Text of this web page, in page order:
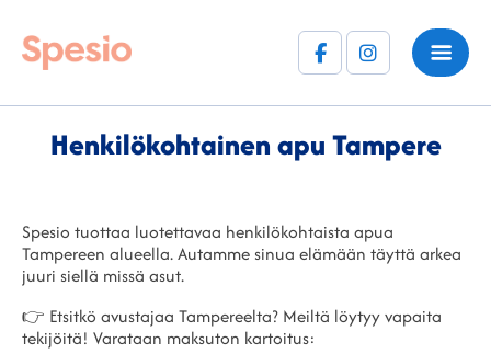
FacebookInstagram
Henkilökohtainen apu Tampere
Spesio tuottaa luotettavaa henkilökohtaista apua
Tampereen alueella. Autamme sinua elämään täyttä arkea
juuri siellä missä asut.
👉 Etsitkö avustajaa Tampereelta? Meiltä löytyy vapaita
tekijöitä! Varataan maksuton kartoitus: